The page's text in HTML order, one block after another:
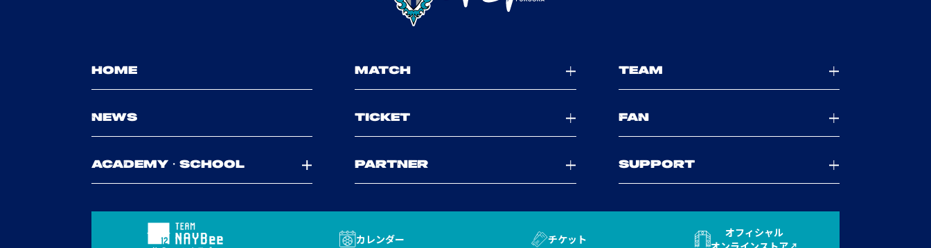
HOME MATCH TEAM
NEWS TICKET FAN
ACADEMY・SCHOOL PARTNER SUPPORT
カレンダー チケット
オフィシャル